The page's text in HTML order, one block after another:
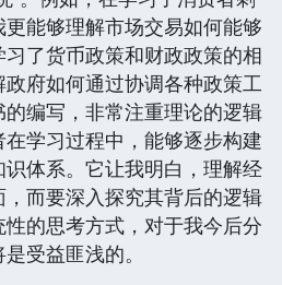
能够理解市场交易如何能够
了货币政策和财政政策的相
府如何通过协调各种政策工
编写，非常注重理论的逻辑
学习过程中，能够逐步构建
体系。它让我明白，理解经
而要深入探究其背后的逻辑
的思考方式，对于我今后分
受益匪浅的。